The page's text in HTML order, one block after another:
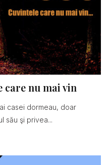
care nu mai vin
casei dormeau, doar
său şi privea...